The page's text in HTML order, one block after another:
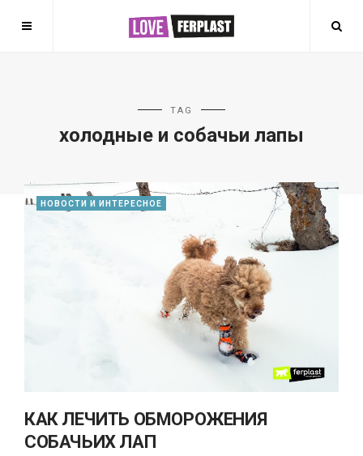
TAG
холодные и собачьи лапы
НОВОСТИ И ИНТЕРЕСНОЕ
КАК ЛЕЧИТЬ ОБМОРОЖЕНИЯ
СОБАЧЬИХ ЛАП